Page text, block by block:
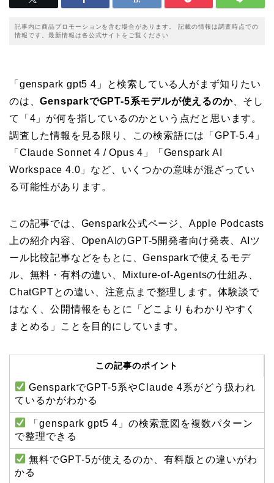
記事内に商品プロモーションを含む場合があります。 記載の情報は調査時点での
情報です。最新情報は各公式サイトをご覧ください
「genspark gpt5 4」と検索している人がまず知りたい
のは、GensparkでGPT-5系モデルが使えるのか、そし
て「4」が何を指しているのかという点だと思います。
調査した情報を見る限り、この検索語には「GPT-5.4」
「Claude Sonnet 4 / Opus 4」「Genspark AI
Workspace 4.0」など、いくつかの意味が混ざってい
る可能性があります。
この記事では、Genspark公式ページ、Apple Podcasts
上の紹介内容、OpenAIのGPT-5開発者向け発表、AIツ
ール比較記事などをもとに、Gensparkで使えるモデ
ル、無料・有料の違い、Mixture-of-Agentsの仕組み、
ChatGPTとの違い、注意点まで整理します。体験談で
はなく、公開情報をもとに「どこよりもわかりやすく
まとめる」ことを目的にしています。
この記事のポイント
GensparkでGPT-5系やClaude 4系がどう扱われ
ているかがわかる
「genspark gpt5 4」の検索意図を複数パターン
で整理できる
無料でGPT-5が使えるのか、有料版との違いがわ
かる